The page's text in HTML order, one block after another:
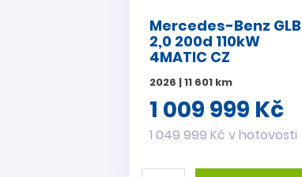
Mercedes-Benz GLB
2,0 200d 110kW
4MATIC CZ
2026 | 11 601 km
1 009 999 Kč
1 049 999 Kč v hotovosti